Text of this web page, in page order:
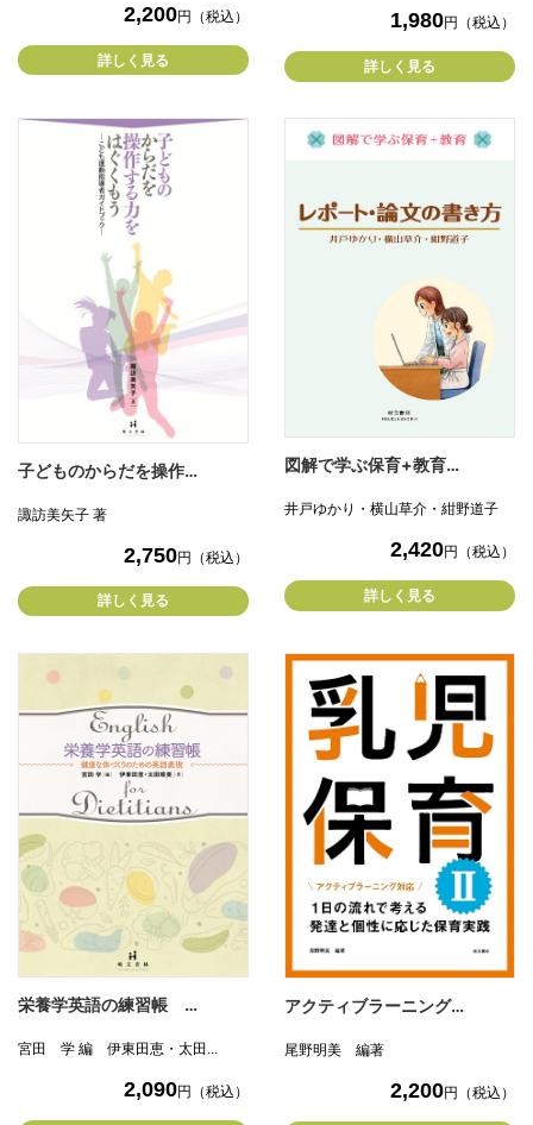
2,200円（税込）
詳しく見る
1,980円（税込）
詳しく見る
子どものからだを操作…
諏訪美矢子 著
2,750円（税込）
詳しく見る
図解で学ぶ保育+教育…
井戸ゆかり・横山草介・紺野道子
2,420円（税込）
詳しく見る
栄養学英語の練習帳 …
宮田 学 編 伊東田恵・太田...
2,090円（税込）
アクティブラーニング…
尾野明美 編著
2,200円（税込）